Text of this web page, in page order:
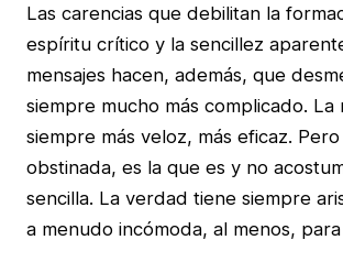
Las carencias que debilitan la
espíritu crítico y la sencillez
mensajes hacen, además, que
siempre mucho más complicado. La
siempre más veloz, más eficaz.
obstinada, es la que es y no
sencilla. La verdad tiene siempre
a menudo incómoda, al menos,